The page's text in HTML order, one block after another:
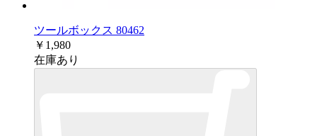
ツールボックス 80462
￥1,980
在庫あり